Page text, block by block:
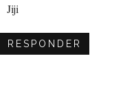
Jiji
RESPONDER